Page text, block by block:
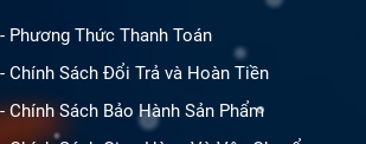
- Phương Thức Thanh Toán
- Chính Sách Đổi Trả và Hoàn Tiền
- Chính Sách Bảo Hành Sản Phẩm